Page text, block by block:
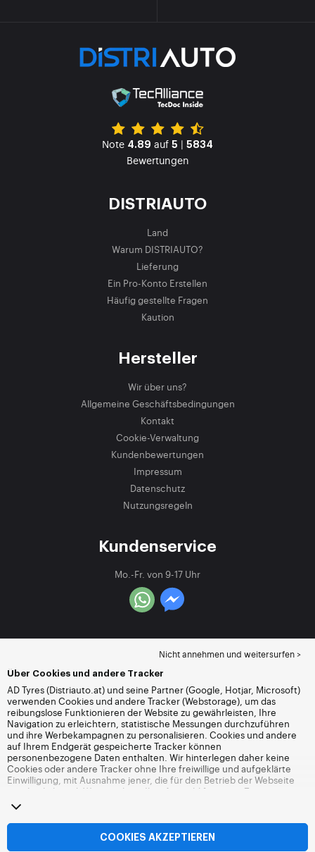
Note 4.89 auf 5 | 5834
Bewertungen
DISTRIAUTO
Land
Warum DISTRIAUTO?
Lieferung
Ein Pro-Konto Erstellen
Häufig gestellte Fragen
Kaution
Hersteller
Wir über uns?
Allgemeine Geschäftsbedingungen
Kontakt
Cookie-Verwaltung
Kundenbewertungen
Impressum
Datenschutz
Nutzungsregeln
Kundenservice
Mo.-Fr. von 9-17 Uhr
Nicht annehmen und weitersurfen >
Über Cookies und andere Tracker
AD Tyres (Distriauto.at) und seine Partner (Google, Hotjar, Microsoft)
verwenden Cookies und andere Tracker (Webstorage), um das
reibungslose Funktionieren der Website zu gewährleisten, Ihre
Navigation zu erleichtern, statistische Messungen durchzuführen
und ihre Werbekampagnen zu personalisieren. Cookies und andere
auf Ihrem Endgerät gespeicherte Tracker können
personenbezogene Daten enthalten. Wir hinterlegen daher keine
Cookies oder andere Tracker ohne Ihre freiwillige und aufgeklärte
Einwilligung, mit Ausnahme jener, die für den Betrieb der Webseite
unerlässlich sind. Wir speichern Ihre Auswahl für einen Zeitraum von
6 Monaten. Sie können Ihre Einwilligung jederzeit widerrufen, indem
Sie die Webseite
die Möglichkeit, Ihre Navigation fortzusetzen, ohne die Hinterlegung
von Cookies oder anderen Trackern zu akzeptieren. Die Ablehnung
hat keinen Einfluss auf Ihren Zugriff zu den angebotenen
COOKIES AKZEPTIEREN